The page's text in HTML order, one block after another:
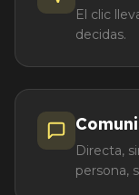
El clic
decidas.
Directa,
persona,